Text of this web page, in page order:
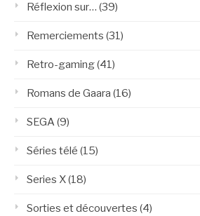
Réflexion sur… (39)
Remerciements (31)
Retro-gaming(41)
Romans de Gaara (16)
SEGA(9)
Séries télé (15)
Series X(18)
Sorties et découvertes (4)